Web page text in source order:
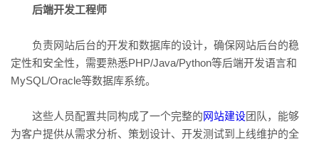
后端开发工程师
负责网站后台的开发和数据库的设计，确保网站后台的稳
定性和安全性，需要熟悉PHP/Java/Python等后端开发语言和
MySQL/Oracle等数据库系统。
这些人员配置共同构成了一个完整的网站建设团队，能够
为客户提供从需求分析、策划设计、开发测试到上线维护的全